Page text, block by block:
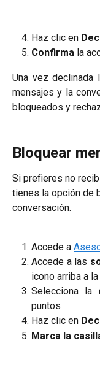
Haz clic en
Confirma la
Una vez declinada
mensajes y la
bloqueados y
Bloquear
Si prefieres no
tienes la opción de
conversación.
Accede a
Accede a las
icono arriba a
Selecciona la
puntos
Haz clic en
Marca la